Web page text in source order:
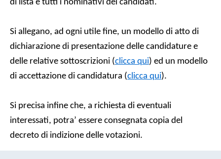
di lista e tutti i nominativi dei candidati.
Si allegano, ad ogni utile fine, un modello di atto di
dichiarazione di presentazione delle candidature e
delle relative sottoscrizioni (clicca qui) ed un modello
di accettazione di candidatura (clicca qui).
Si precisa infine che, a richiesta di eventuali
interessati, potra’ essere consegnata copia del
decreto di indizione delle votazioni.